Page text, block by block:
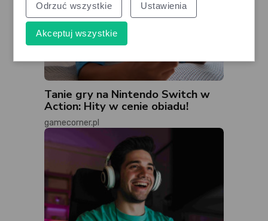
Tanie gry na Nintendo Switch w
Action: Hity w cenie obiadu!
gamecorner.pl
Odrzuć wszystkie Ustawienia
Akceptuj wszystkie